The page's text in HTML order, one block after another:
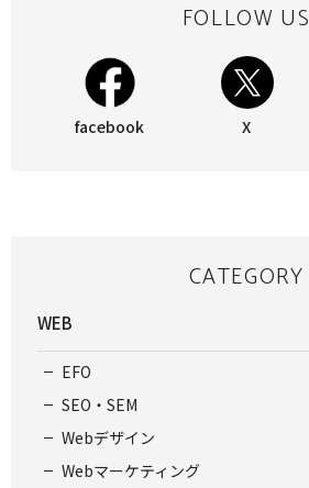
FOLLOW US
facebook X
CATEGORY
WEB
EFO
SEO・SEM
Webデザイン
Webマーケティング